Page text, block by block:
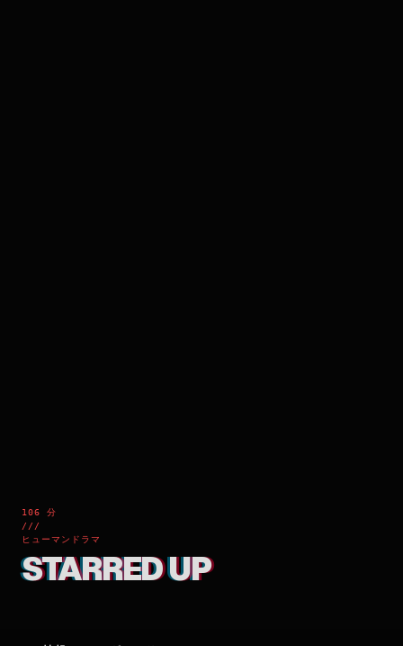
106 分
///
ヒューマンドラマ
STARRED UP